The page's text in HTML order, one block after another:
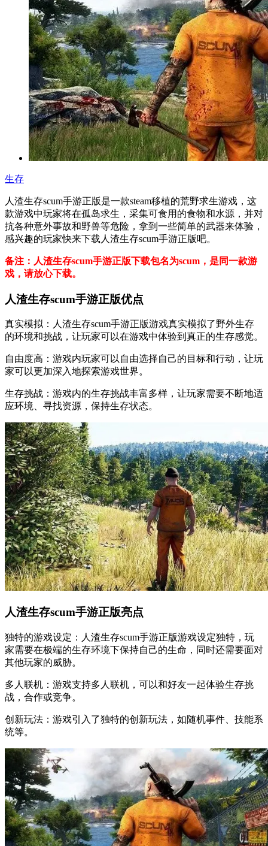
生存
人渣生存scum手游正版是一款steam移植的荒野求生游戏，这
款游戏中玩家将在孤岛求生，采集可食用的食物和水源，并对
抗各种意外事故和野兽等危险，拿到一些简单的武器来体验，
感兴趣的玩家快来下载人渣生存scum手游正版吧。
备注：人渣生存scum手游正版下载包名为scum，是同一款游
戏，请放心下载。
人渣生存scum手游正版优点
真实模拟：人渣生存scum手游正版游戏真实模拟了野外生存
的环境和挑战，让玩家可以在游戏中体验到真正的生存感觉。
自由度高：游戏内玩家可以自由选择自己的目标和行动，让玩
家可以更加深入地探索游戏世界。
生存挑战：游戏内的生存挑战丰富多样，让玩家需要不断地适
应环境、寻找资源，保持生存状态。
人渣生存scum手游正版亮点
独特的游戏设定：人渣生存scum手游正版游戏设定独特，玩
家需要在极端的生存环境下保持自己的生命，同时还需要面对
其他玩家的威胁。
多人联机：游戏支持多人联机，可以和好友一起体验生存挑
战，合作或竞争。
创新玩法：游戏引入了独特的创新玩法，如随机事件、技能系
统等。